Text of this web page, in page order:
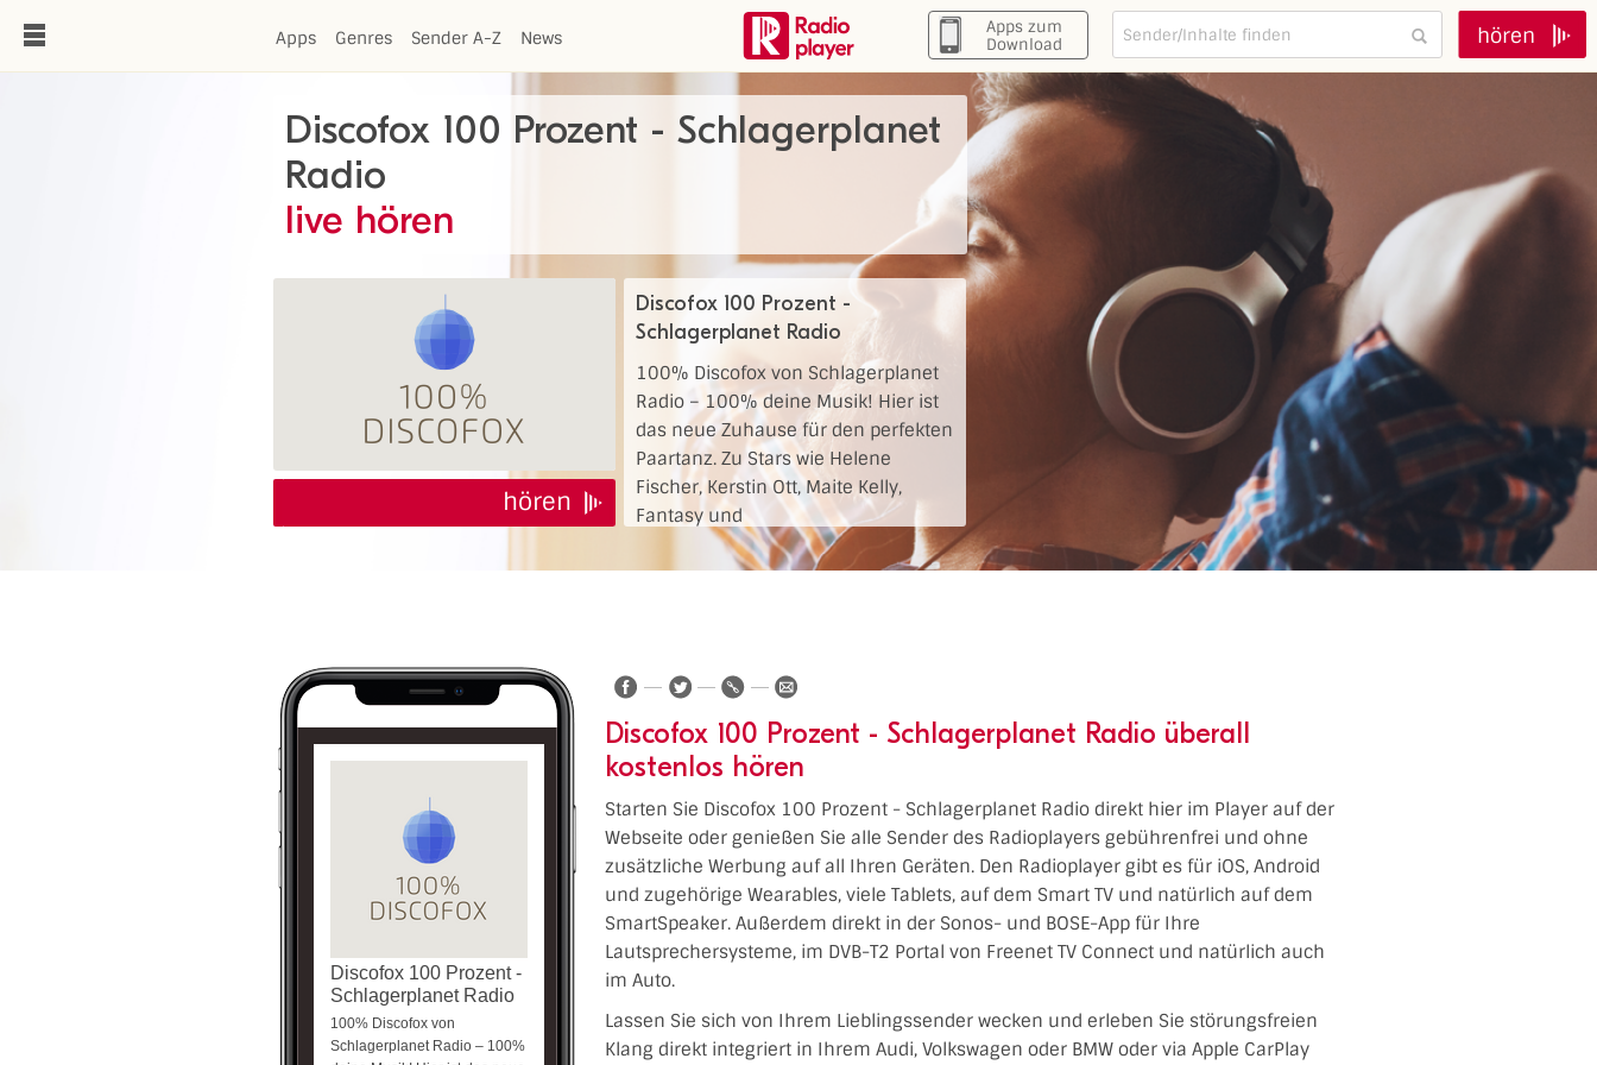
Apps Genres Sender A-Z News
Apps zum
Download
hören
Discofox 100 Prozent - Schlagerplanet
Radio
live hören
hören
Discofox 100 Prozent -
Schlagerplanet Radio
100% Discofox von Schlagerplanet
Radio – 100% deine Musik! Hier ist
das neue Zuhause für den perfekten
Paartanz. Zu Stars wie Helene
Fischer, Kerstin Ott, Maite Kelly,
Fantasy und
Discofox 100 Prozent -
Schlagerplanet Radio
100% Discofox von
Schlagerplanet Radio – 100%
Discofox 100 Prozent - Schlagerplanet Radio überall
kostenlos hören
Starten Sie Discofox 100 Prozent - Schlagerplanet Radio direkt hier im Player auf der
Webseite oder genießen Sie alle Sender des Radioplayers gebührenfrei und ohne
zusätzliche Werbung auf all Ihren Geräten. Den Radioplayer gibt es für iOS, Android
und zugehörige Wearables, viele Tablets, auf dem Smart TV und natürlich auf dem
SmartSpeaker. Außerdem direkt in der Sonos- und BOSE-App für Ihre
Lautsprechersysteme, im DVB-T2 Portal von Freenet TV Connect und natürlich auch
im Auto.
Lassen Sie sich von Ihrem Lieblingssender wecken und erleben Sie störungsfreien
Klang direkt integriert in Ihrem Audi, Volkswagen oder BMW oder via Apple CarPlay